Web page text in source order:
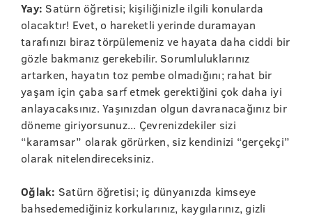
Yay: Satürn öğretisi; kişiliğinizle ilgili konularda
olacaktır! Evet, o hareketli yerinde duramayan
tarafınızı biraz törpülemeniz ve hayata daha ciddi bir
gözle bakmanız gerekebilir. Sorumluluklarınız
artarken, hayatın toz pembe olmadığını; rahat bir
yaşam için çaba sarf etmek gerektiğini çok daha iyi
anlayacaksınız. Yaşınızdan olgun davranacağınız bir
döneme giriyorsunuz... Çevrenizdekiler sizi
“karamsar” olarak görürken, siz kendinizi “gerçekçi”
olarak nitelendireceksiniz.
Oğlak: Satürn öğretisi; iç dünyanızda kimseye
bahsedemediğiniz korkularınız, kaygılarınız, gizli